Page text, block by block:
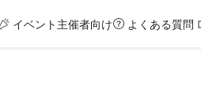
イベント主催者向け よくある質問